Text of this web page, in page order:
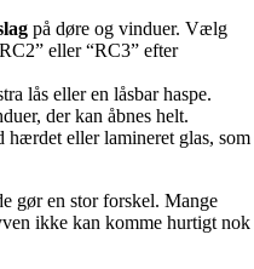
på døre og vinduer. Vælg
eller “RC3” efter
lås eller en låsbar haspe.
der kan åbnes helt.
hærdet eller lamineret glas, som
gør en stor forskel. Mange
ikke kan komme hurtigt nok